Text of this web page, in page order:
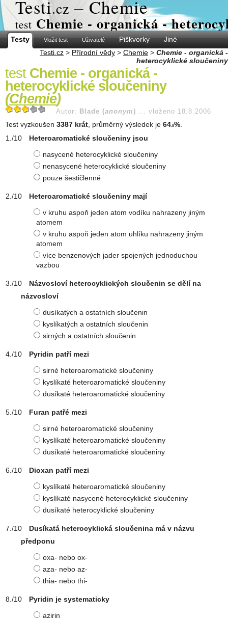
Testi.cz – Chemie
test Chemie - organická -
Testy Vložit test Uživatelé Piškvorky
Jiné
Testi.cz > Přírodní vědy > Chemie > Chemie - organická -
heterocyklické sloučeniny
test Chemie - organická -
heterocyklické sloučeniny
(Chemie)
Autor: Blade (anonym ) ... vloženo 18.8.2006
Test vyzkoušen 3387 krát , průměrný výsledek je 64 .8%
Heteroaromatické sloučeniny jsou
nasycené heterocyklické sloučeniny
nenasycené heterocyklické sloučeniny
pouze šestičlenné
Heteroaromatické sloučeniny mají
v kruhu aspoň jeden atom vodíku nahrazeny jiným
atomem
v kruhu aspoň jeden atom uhlíku nahrazeny jiným
atomem
více benzenových jader spojených jednoduchou
vazbou
Názvosloví heterocyklických sloučenin se dělí na
názvosloví
dusíkatých a ostatních sloučenin
kyslíkatých a ostatních sloučenin
sirných a ostatních sloučenin
Pyridin patří mezi
sirné heteroaromatické sloučeniny
kyslíkaté heteroaromatické sloučeniny
dusíkaté heteroaromatické sloučeniny
Furan patřé mezi
sirné heteroaromatické sloučeniny
kyslíkaté heteroaromatické sloučeniny
dusíkaté heteroaromatické sloučeniny
Dioxan patří mezi
kyslíkaté heteroaromatické sloučeniny
kyslíkaté nasycené heterocyklické sloučeniny
dusíkaté heterocyklické sloučeniny
Dusíkatá heterocyklická sloučenina má v názvu
předponu
oxa- nebo ox-
aza- nebo az-
thia- nebo thi-
Pyridin je systematicky
azirin